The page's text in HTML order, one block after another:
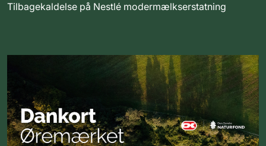
Tilbagekaldelse på Nestlé modermælkserstatning